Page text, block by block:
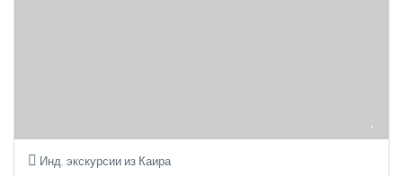
Инд. экскурсии из Каира